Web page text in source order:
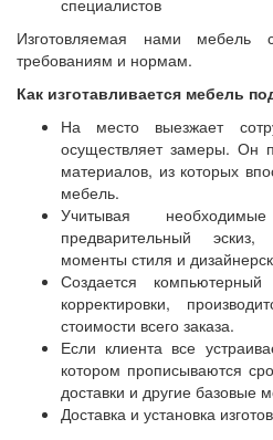
специалистов
Изготовляемая нами мебель
требованиям и нормам.
Как изготавливается мебель
На место выезжает
осуществляет замеры. Он
материалов, из которых
мебель.
Учитывая
предварительный
моменты стиля и
Создается
корректировки,
стоимости всего заказа.
Если клиента все
котором прописываются
доставки и другие базовые
Доставка и установка